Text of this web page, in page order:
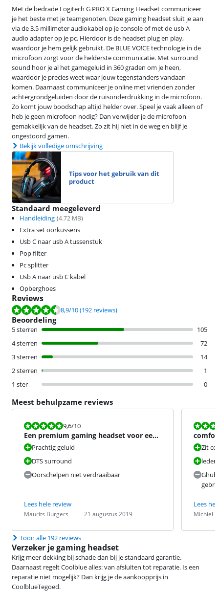
Met de bedrade Logitech G PRO X Gaming Headset communiceer
je het beste met je teamgenoten. Deze gaming headset sluit je aan
via de 3,5 millimeter audiokabel op je console of met de usb A
audio adapter op je pc. Hierdoor is de headset plug en play,
waardoor je hem gelijk gebruikt. De BLUE VO!CE technologie in de
microfoon zorgt voor de helderste communicatie. Met surround
sound hoor je al het gamegeluid in 360 graden om je heen,
waardoor je precies weet waar jouw tegenstanders vandaan
komen. Daarnaast communiceer je online met vrienden zonder
achtergrondgeluiden door de ruisonderdrukking in de microfoon.
Zo komt jouw boodschap altijd helder over. Speel je vaak alleen of
heb je geen microfoon nodig? Dan verwijder je de microfoon
gemakkelijk van de headset. Zo zit hij niet in de weg en blijf je
ongestoord gamen.
Bekijk volledige omschrijving
Tips voor het gebruik van dit
product
Standaard meegeleverd
Handleiding (4.72 MB)
Extra set oorkussens
Usb C naar usb A tussenstuk
Pop filter
Pc splitter
Usb A naar usb C kabel
Opberghoes
Reviews
Beoordeling is 8,9 van de 10, gebaseerd op 192 reviews.
8,9/10(192 reviews)
Beoordeling
5 sterren
105
4 sterren
72
3 sterren
14
2 sterren
1
1 ster
0
Meest behulpzame reviews
Beoordeling is 9,6 van de 10.
9,6/10
Een premium gaming headset voor een
goede prijs.
Prachtig geluid
DTS surround
Oorschelpen niet verdraaibaar
Lees hele review
Beoordeling door:
Maurits Burgers
Datum: 21 augustus 2019
geluid
Zit
leder
Ghub
Lees
Michiel
Datum:
Toon alle 192 reviews
Verzeker je gaming headset
Krijg meer dekking bij schade dan bij je standaard garantie.
Daarnaast regelt Coolblue alles: van afsluiten tot reparatie. Is een
reparatie niet mogelijk? Dan krijg je de aankoopprijs in
CoolblueTegoed.